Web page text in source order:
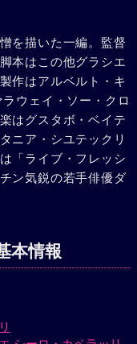
親も結局見つからな
にはバサンを撃ち殺
を描いた一編。監督
本はこの他グラシエ
作はアルベルト・キ
ウェイ・ソー・クロ
はグスタボ・ベイテ
ニア・シユテックリ
「ライブ・フレッシ
ン気鋭の若手俳優ダ
本情報